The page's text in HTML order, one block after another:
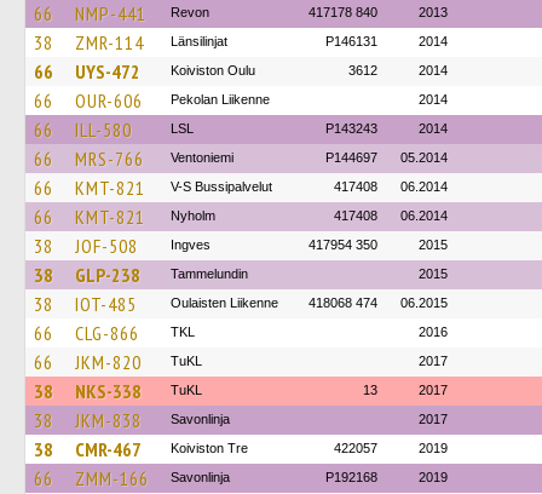
66 NMP-441 Revon 417178 840 2013
38 ZMR-114 Länsilinjat P146131 2014
66 UYS-472 Koiviston Oulu 3612 2014
66 OUR-606 Pekolan Liikenne 2014
66 ILL-580 LSL P143243 2014
66 MRS-766 Ventoniemi P144697 05.2014
66 KMT-821 V-S Bussipalvelut 417408 06.2014
66 KMT-821 Nyholm 417408 06.2014
38 JOF-508 Ingves 417954 350 2015
38 GLP-238 Tammelundin 2015
38 IOT-485 Oulaisten Liikenne 418068 474 06.2015
66 CLG-866 TKL 2016
66 JKM-820 TuKL 2017
38 NKS-338 TuKL 13 2017
38 JKM-838 Savonlinja 2017
38 CMR-467 Koiviston Tre 422057 2019
66 ZMM-166 Savonlinja P192168 2019